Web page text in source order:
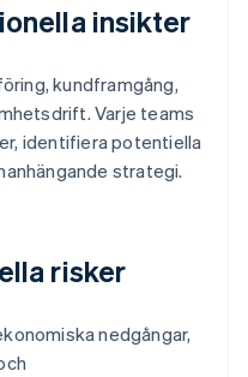
insikter
kundframgång,
Varje teams
identifiera potentiella
strategi.
risker
nedgångar,